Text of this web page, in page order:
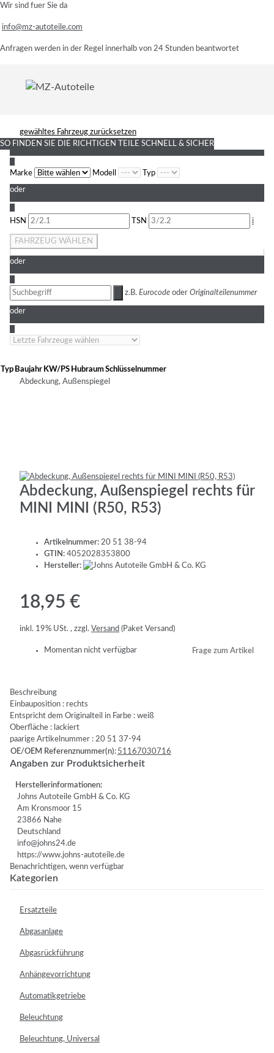
Wir sind fuer Sie da
info@mz-autoteile.com
Anfragen werden in der Regel innerhalb von 24 Stunden beantwortet
gewähltes Fahrzeug zurücksetzen
SO FINDEN SIE DIE RICHTIGEN TEILE SCHNELL & SICHER
Marke
Modell Typ
oder
HSN
TSN i
FAHRZEUG WÄHLEN
oder
z.B. Eurocode oder Originalteilenummer
oder
Typ Baujahr KW/PS HubraumSchlüsselnummer
Abdeckung, Außenspiegel
Abdeckung, Außenspiegel rechts für
MINI MINI (R50, R53)
Artikelnummer: 20 51 38-94
GTIN: 4052028353800
Hersteller:
18,95 €
inkl. 19% USt. , zzgl. Versand (Paket Versand)
Momentan nicht verfügbar Frage zum Artikel
Beschreibung
Einbauposition : rechts
Entspricht dem Originalteil in Farbe : weiß
Oberfläche : lackiert
paarige Artikelnummer : 20 51 37-94
OE/OEM Referenznummer(n): 51167030716
Angaben zur Produktsicherheit
Herstellerinformationen:
Johns Autoteile GmbH & Co. KG
Am Kronsmoor 15
23866 Nahe
Deutschland
info@johns24.de
https://www.johns-autoteile.de
Benachrichtigen, wenn verfügbar
Kategorien
Ersatzteile
Abgasanlage
Abgasrückführung
Anhängevorrichtung
Automatikgetriebe
Beleuchtung
Beleuchtung, Universal